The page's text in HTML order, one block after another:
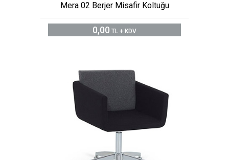
Mera 02 Berjer Misafir Koltuğu
0,00 TL + KDV